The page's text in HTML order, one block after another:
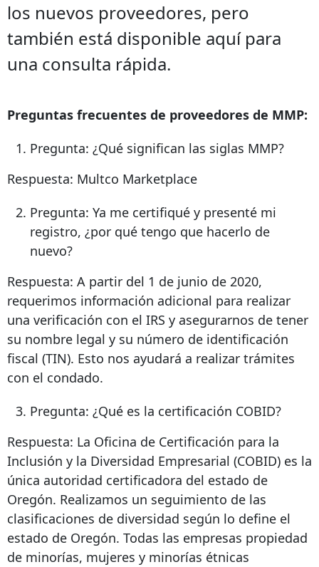
los nuevos proveedores, pero
también está disponible aquí para
una consulta rápida.
Preguntas frecuentes de proveedores de MMP:
Pregunta: ¿Qué significan las siglas MMP?
Respuesta: Multco Marketplace
Pregunta: Ya me certifiqué y presenté mi
registro, ¿por qué tengo que hacerlo de
nuevo?
Respuesta: A partir del 1 de junio de 2020,
requerimos información adicional para realizar
una verificación con el IRS y asegurarnos de tener
su nombre legal y su número de identificación
fiscal (TIN). Esto nos ayudará a realizar trámites
con el condado.
Pregunta: ¿Qué es la certificación COBID?
Respuesta: La Oficina de Certificación para la
Inclusión y la Diversidad Empresarial (COBID) es la
única autoridad certificadora del estado de
Oregón. Realizamos un seguimiento de las
clasificaciones de diversidad según lo define el
estado de Oregón. Todas las empresas propiedad
de minorías, mujeres y minorías étnicas